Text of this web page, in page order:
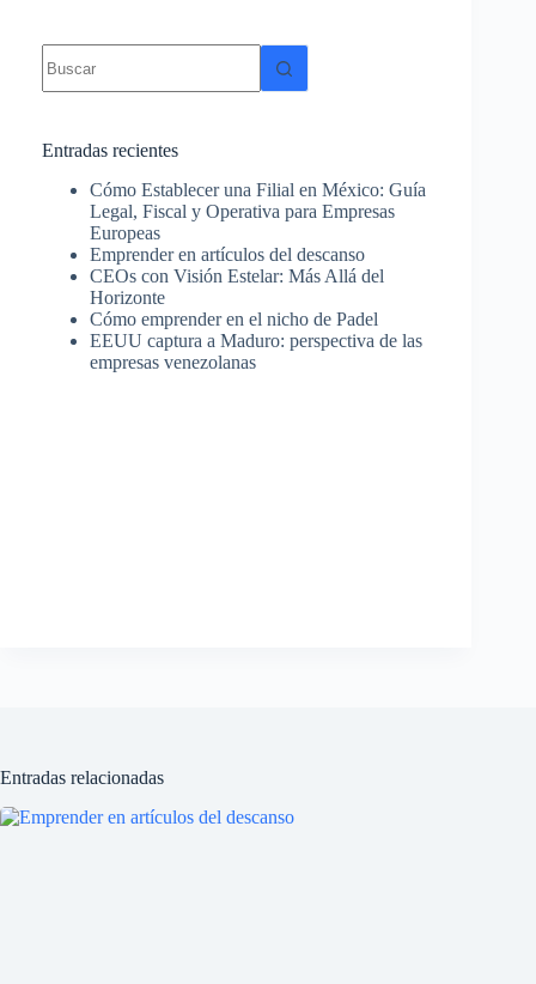
resultados
Entradas recientes
Cómo Establecer una Filial en México: Guía
Legal, Fiscal y Operativa para Empresas
Europeas
Emprender en artículos del descanso
CEOs con Visión Estelar: Más Allá del
Horizonte
Cómo emprender en el nicho de Padel
EEUU captura a Maduro: perspectiva de las
empresas venezolanas
Entradas relacionadas